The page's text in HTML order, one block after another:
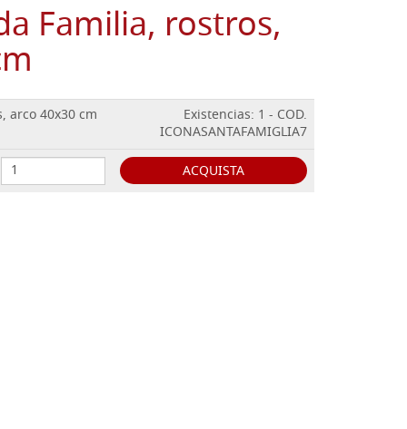
Familia, rostros,
arco 40x30 cm
Existencias: 1 - COD.
ICONASANTAFAMIGLIA7
ACQUISTA